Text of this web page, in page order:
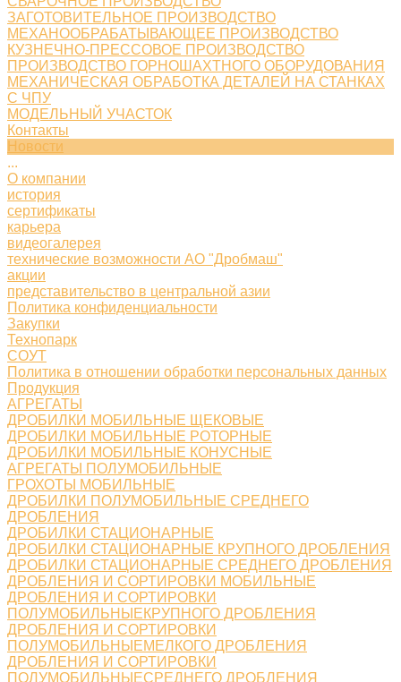
ЗАГОТОВИТЕЛЬНОЕ ПРОИЗВОДСТВО
МЕХАНООБРАБАТЫВАЮЩЕЕ ПРОИЗВОДСТВО
КУЗНЕЧНО-ПРЕССОВОЕ ПРОИЗВОДСТВО
ПРОИЗВОДСТВО ГОРНОШАХТНОГО ОБОРУДОВАНИЯ
МЕХАНИЧЕСКАЯ ОБРАБОТКА ДЕТАЛЕЙ НА СТАНКАХ
С ЧПУ
МОДЕЛЬНЫЙ УЧАСТОК
Контакты
Новости
...
О компании
история
сертификаты
карьера
видеогалерея
технические возможности АО "Дробмаш"
акции
представительство в центральной азии
Политика конфиденциальности
Закупки
Технопарк
СОУТ
Политика в отношении обработки персональных данных
Продукция
АГРЕГАТЫ
ДРОБИЛКИ МОБИЛЬНЫЕ ЩЕКОВЫЕ
ДРОБИЛКИ МОБИЛЬНЫЕ РОТОРНЫЕ
ДРОБИЛКИ МОБИЛЬНЫЕ КОНУСНЫЕ
АГРЕГАТЫ ПОЛУМОБИЛЬНЫЕ
ГРОХОТЫ МОБИЛЬНЫЕ
ДРОБИЛКИ ПОЛУМОБИЛЬНЫЕ СРЕДНЕГО
ДРОБЛЕНИЯ
ДРОБИЛКИ СТАЦИОНАРНЫЕ
ДРОБИЛКИ СТАЦИОНАРНЫЕ КРУПНОГО ДРОБЛЕНИЯ
ДРОБИЛКИ СТАЦИОНАРНЫЕ СРЕДНЕГО ДРОБЛЕНИЯ
ДРОБЛЕНИЯ И СОРТИРОВКИ МОБИЛЬНЫЕ
ДРОБЛЕНИЯ И СОРТИРОВКИ
ПОЛУМОБИЛЬНЫЕКРУПНОГО ДРОБЛЕНИЯ
ДРОБЛЕНИЯ И СОРТИРОВКИ
ПОЛУМОБИЛЬНЫЕМЕЛКОГО ДРОБЛЕНИЯ
ДРОБЛЕНИЯ И СОРТИРОВКИ
ПОЛУМОБИЛЬНЫЕСРЕДНЕГО ДРОБЛЕНИЯ